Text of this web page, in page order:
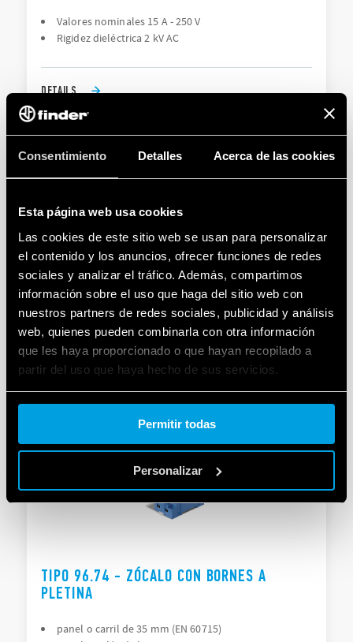
Consentimiento Detalles Acerca de las cookies
Esta página web usa cookies
Las cookies de este sitio web se usan para personalizar
el contenido y los anuncios, ofrecer funciones de redes
sociales y analizar el tráfico. Además, compartimos
información sobre el uso que haga del sitio web con
nuestros partners de redes sociales, publicidad y análisis
web, quienes pueden combinarla con otra información
que les haya proporcionado o que hayan recopilado a
partir del uso que haya hecho de sus servicios.
Cookie policy.
Permitir todas
Personalizar
Valores nominales 15 A - 250 V
Rigidez dieléctrica 2 kV AC
DETAILS
TIPO 96.72 - ZÓCALO CON BORNES A
PLETINA
panel o carril de 35 mm (EN 60715)
Para los relés de la Serie 56, Tipo 56.32
DETAILS
TIPO 96.74 - ZÓCALO CON BORNES A
PLETINA
panel o carril de 35 mm (EN 60715)